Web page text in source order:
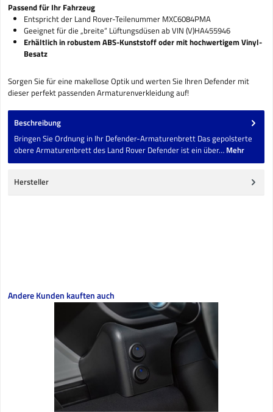
Passend für Ihr Fahrzeug
Entspricht der Land Rover-Teilenummer MXC6084PMA
Geeignet für die „breite“ Lüftungsdüsen ab VIN (V)HA455946
Erhältlich in robustem ABS-Kunststoff oder mit hochwertigem Vinyl-
Besatz
Sorgen Sie für eine makellose Optik und werten Sie Ihren Defender mit
dieser perfekt passenden Armaturenverkleidung auf!
Beschreibung
Bringen Sie Ordnung in Ihr Defender-Armaturenbrett Das gepolsterte
obere Armaturenbrett des Land Rover Defender ist ein über… Mehr
Hersteller
Produktgalerie überspringen
Andere Kunden kauften auch